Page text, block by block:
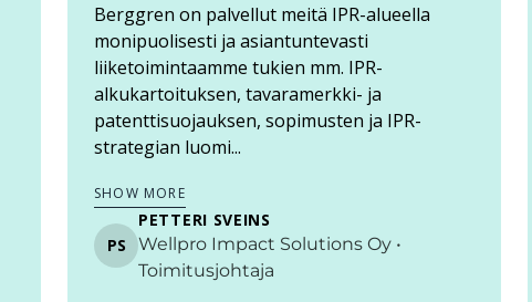
VEO on ollut erittäin tyytyväinen tapaan, jolla
Berggren on vienyt asioita eteenpäin ja
voinut luottaa siihen, että kaikki oleelliset
asiat tulevat käsiteltyä ja otettua huomioon.
Suosittelemme vah...
PETRI MÄKINEN
Vaasa • VEO Group • CFO